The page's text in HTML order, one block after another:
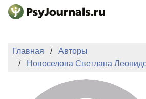
Перейти к основному содержанию
ИЗДАНИЯ
ПОДАТЬ
БАЗА ЗНАНИЙ
Главная
Авторы
Новоселова Светлана